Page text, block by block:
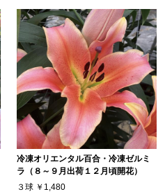
冷凍オリエンタル百合・冷凍ゼルミ
ラ（８～９月出荷１２月頃開花）
３球 ￥1,480